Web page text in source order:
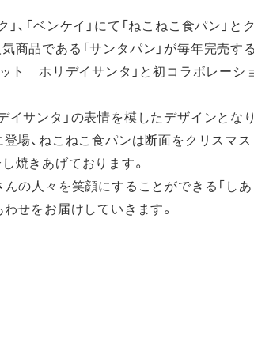
、「ベンケイ」にて「ねこねこ食パン」とク
商品である「サンタパン」が毎年完売する
ト ホリデイサンタ」と初コラボレーシ
サンタ」の表情を模したデザインとなり
場、ねこねこ食パンは断面をクリスマス
焼きあげております。
の人々を笑顔にすることができる「しあ
せをお届けしていきます。